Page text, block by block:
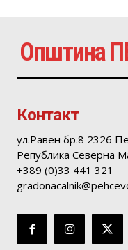
Општина
Контакт
ул.Равен бр.8 2326
Република Северна
+389 (0)33 441 321